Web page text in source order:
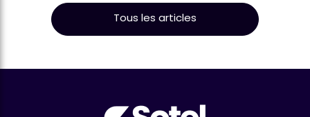
Tous les articles